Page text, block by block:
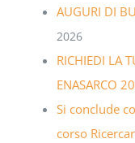
AUGURI DI
2026
RICHIEDI LA
ENASARCO
Si conclude
corso